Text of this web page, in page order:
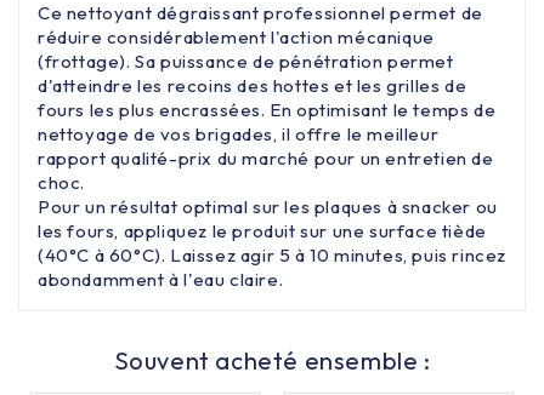
Ce nettoyant dégraissant professionnel permet de
réduire considérablement l'action mécanique
(frottage). Sa puissance de pénétration permet
d'atteindre les recoins des hottes et les grilles de
fours les plus encrassées. En optimisant le temps de
nettoyage de vos brigades, il offre le meilleur
rapport qualité-prix du marché pour un entretien de
choc.
Pour un résultat optimal sur les plaques à snacker ou
les fours, appliquez le produit sur une surface tiède
(40°C à 60°C). Laissez agir 5 à 10 minutes, puis rincez
abondamment à l'eau claire.
Souvent acheté ensemble :